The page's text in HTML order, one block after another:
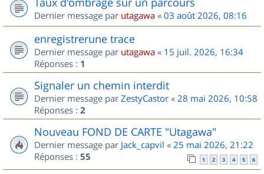
Dernier message par utagawa « 03 août 2026, 08:16
enregistrerune trace
Dernier message par utagawa « 15 juil. 2026, 16:34
Réponses : 1
Signaler un chemin interdit
Dernier message par ZestyCastor « 28 mai 2026, 10:58
Réponses : 2
Nouveau FOND DE CARTE "Utagawa"
Dernier message par Jack_capvil « 25 mai 2026, 21:22
Réponses : 55 1 2 3 4 5 6